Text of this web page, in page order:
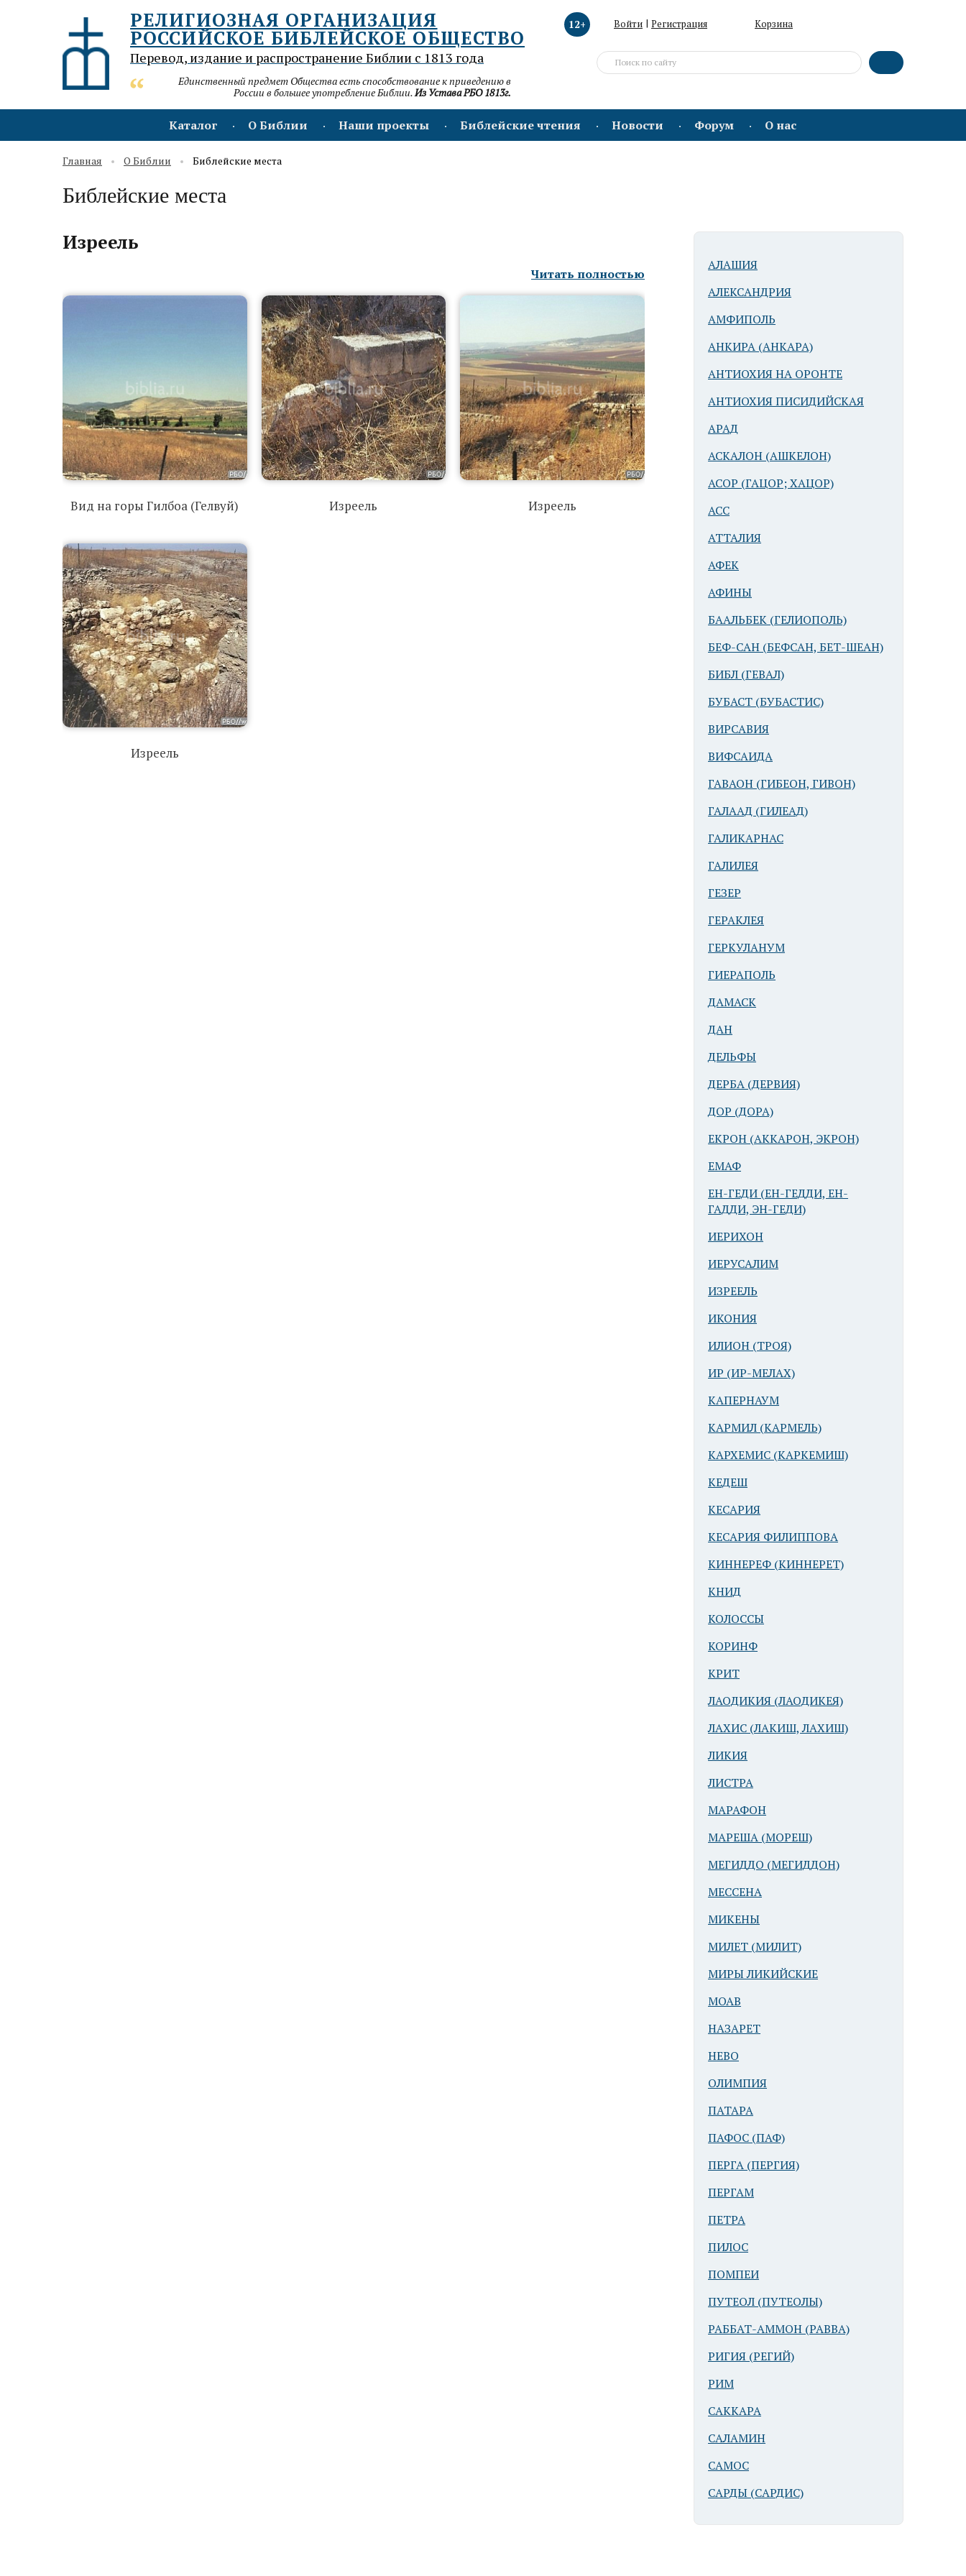
РЕЛИГИОЗНАЯ ОРГАНИЗАЦИЯ
РОССИЙСКОЕ БИБЛЕЙСКОЕ ОБЩЕСТВО
Перевод, издание и распространение Библии с 1813 года
Единственный предмет Общества есть способствование к приведению в
России в большее употребление Библии.Из Устава РБО 1813г.
12+ Войти | Регистрация Корзина
Каталог О Библии Наши проекты Библейские чтения Новости Форум О нас
Главная О Библии Библейские места
Библейские места
Изреель
Читать полностью
Вид на горы Гилбоа (Гелвуй) Изреель Изреель
Изреель
АЛАШИЯ
АЛЕКСАНДРИЯ
АМФИПОЛЬ
АНКИРА (АНКАРА)
АНТИОХИЯ НА ОРОНТЕ
АНТИОХИЯ ПИСИДИЙСКАЯ
АРАД
АСКАЛОН (АШКЕЛОН)
АСОР (ГАЦОР; ХАЦОР)
АСС
АТТАЛИЯ
АФЕК
АФИНЫ
БААЛЬБЕК (ГЕЛИОПОЛЬ)
БЕФ-САН (БЕФСАН, БЕТ-ШЕАН)
БИБЛ (ГЕВАЛ)
БУБАСТ (БУБАСТИС)
ВИРСАВИЯ
ВИФСАИДА
ГАВАОН (ГИБЕОН, ГИВОН)
ГАЛААД (ГИЛЕАД)
ГАЛИКАРНАС
ГАЛИЛЕЯ
ГЕЗЕР
ГЕРАКЛЕЯ
ГЕРКУЛАНУМ
ГИЕРАПОЛЬ
ДАМАСК
ДАН
ДЕЛЬФЫ
ДЕРБА (ДЕРВИЯ)
ДОР (ДОРА)
ЕКРОН (АККАРОН, ЭКРОН)
ЕМАФ
ЕН-ГЕДИ (ЕН-ГЕДДИ, ЕН-
ГАДДИ, ЭН-ГЕДИ)
ИЕРИХОН
ИЕРУСАЛИМ
ИЗРЕЕЛЬ
ИКОНИЯ
ИЛИОН (ТРОЯ)
ИР (ИР-МЕЛАХ)
КАПЕРНАУМ
КАРМИЛ (КАРМЕЛЬ)
КАРХЕМИС (КАРКЕМИШ)
КЕДЕШ
КЕСАРИЯ
КЕСАРИЯ ФИЛИППОВА
КИННЕРЕФ (КИННЕРЕТ)
КНИД
КОЛОССЫ
КОРИНФ
КРИТ
ЛАОДИКИЯ (ЛАОДИКЕЯ)
ЛАХИС (ЛАКИШ, ЛАХИШ)
ЛИКИЯ
ЛИСТРА
МАРАФОН
МАРЕША (МОРЕШ)
МЕГИДДО (МЕГИДДОН)
МЕССЕНА
МИКЕНЫ
МИЛЕТ (МИЛИТ)
МИРЫ ЛИКИЙСКИЕ
МОАВ
НАЗАРЕТ
НЕВО
ОЛИМПИЯ
ПАТАРА
ПАФОС (ПАФ)
ПЕРГА (ПЕРГИЯ)
ПЕРГАМ
ПЕТРА
ПИЛОС
ПОМПЕИ
ПУТЕОЛ (ПУТЕОЛЫ)
РАББАТ-АММОН (РАВВА)
РИГИЯ (РЕГИЙ)
РИМ
САККАРА
САЛАМИН
САМОС
САРДЫ (САРДИС)